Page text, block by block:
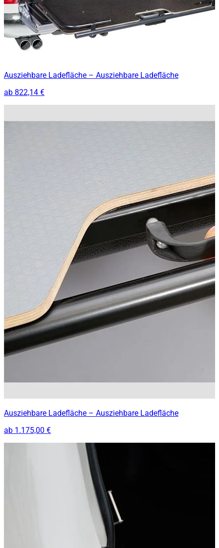
Ausziehbare Ladefläche – Ausziehbare Ladefläche
ab 822,14 €
Ausziehbare Ladefläche – Ausziehbare Ladefläche
ab 1.175,00 €